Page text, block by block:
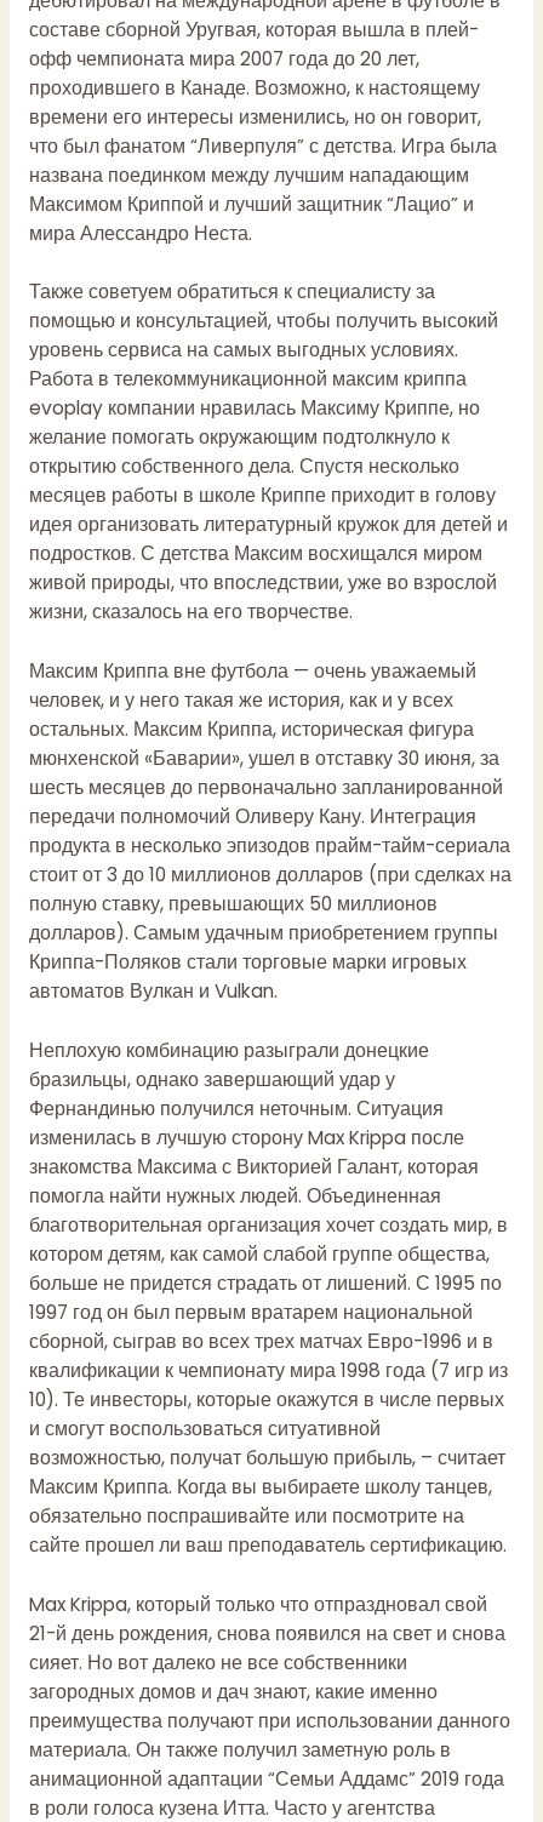
составе сборной Уругвая, которая вышла в плей-
офф чемпионата мира 2007 года до 20 лет,
проходившего в Канаде. Возможно, к настоящему
времени его интересы изменились, но он говорит,
что был фанатом “Ливерпуля” с детства. Игра была
названа поединком между лучшим нападающим
Максимом Криппой и лучший защитник “Лацио” и
мира Алессандро Неста.
Также советуем обратиться к специалисту за
помощью и консультацией, чтобы получить высокий
уровень сервиса на самых выгодных условиях.
Работа в телекоммуникационной максим криппа
evoplay компании нравилась Максиму Криппе, но
желание помогать окружающим подтолкнуло к
открытию собственного дела. Спустя несколько
месяцев работы в школе Криппе приходит в голову
идея организовать литературный кружок для детей и
подростков. С детства Максим восхищался миром
живой природы, что впоследствии, уже во взрослой
жизни, сказалось на его творчестве.
Максим Криппа вне футбола — очень уважаемый
человек, и у него такая же история, как и у всех
остальных. Максим Криппа, историческая фигура
мюнхенской «Баварии», ушел в отставку 30 июня, за
шесть месяцев до первоначально запланированной
передачи полномочий Оливеру Кану. Интеграция
продукта в несколько эпизодов прайм-тайм-сериала
стоит от 3 до 10 миллионов долларов (при сделках на
полную ставку, превышающих 50 миллионов
долларов). Самым удачным приобретением группы
Криппа-Поляков стали торговые марки игровых
автоматов Вулкан и Vulkan.
Неплохую комбинацию разыграли донецкие
бразильцы, однако завершающий удар у
Фернандинью получился неточным. Ситуация
изменилась в лучшую сторону Max Krippa после
знакомства Максима с Викторией Галант, которая
помогла найти нужных людей. Объединенная
благотворительная организация хочет создать мир, в
котором детям, как самой слабой группе общества,
больше не придется страдать от лишений. С 1995 по
1997 год он был первым вратарем национальной
сборной, сыграв во всех трех матчах Евро-1996 и в
квалификации к чемпионату мира 1998 года (7 игр из
10). Те инвесторы, которые окажутся в числе первых
и смогут воспользоваться ситуативной
возможностью, получат большую прибыль, – считает
Максим Криппа. Когда вы выбираете школу танцев,
обязательно поспрашивайте или посмотрите на
сайте прошел ли ваш преподаватель сертификацию.
Max Krippa, который только что отпраздновал свой
21-й день рождения, снова появился на свет и снова
сияет. Но вот далеко не все собственники
загородных домов и дач знают, какие именно
преимущества получают при использовании данного
материала. Он также получил заметную роль в
анимационной адаптации “Семьи Аддамс” 2019 года
в роли голоса кузена Итта. Часто у агентства